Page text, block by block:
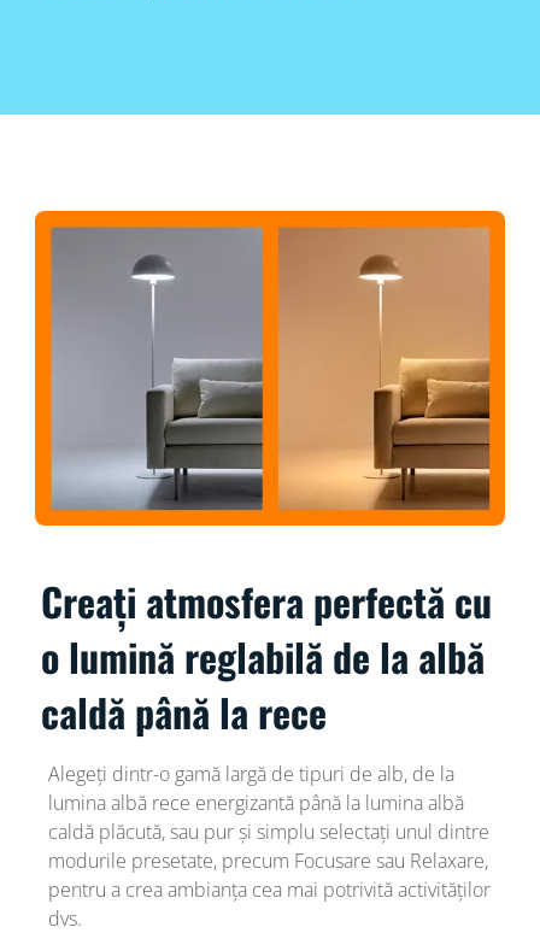
Creați atmosfera perfectă cu
o lumină reglabilă de la albă
caldă până la rece
Alegeți dintr-o gamă largă de tipuri de alb, de la
lumina albă rece energizantă până la lumina albă
caldă plăcută, sau pur și simplu selectați unul dintre
modurile presetate, precum Focusare sau Relaxare,
pentru a crea ambianța cea mai potrivită activităților
dvs.